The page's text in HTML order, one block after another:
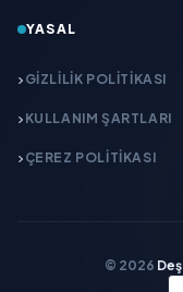
YASAL
GIZLILIK POLITIKASI
KULLANIM ŞARTLARI
ÇEREZ POLITIKASI
© 2026